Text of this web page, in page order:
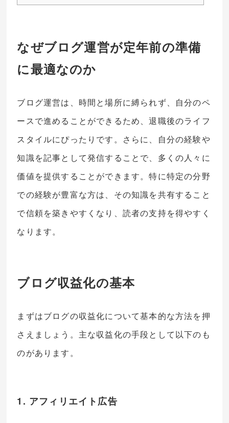
なぜブログ運営が定年前の準備
に最適なのか
ブログ運営は、時間と場所に縛られず、自分のペ
ースで進めることができるため、退職後のライフ
スタイルにぴったりです。さらに、自分の経験や
知識を記事として発信することで、多くの人々に
価値を提供することができます。特に特定の分野
での経験が豊富な方は、その知識を共有すること
で信頼を築きやすくなり、読者の支持を得やすく
なります。
ブログ収益化の基本
まずはブログの収益化について基本的な方法を押
さえましょう。主な収益化の手段として以下のも
のがあります。
1. アフィリエイト広告